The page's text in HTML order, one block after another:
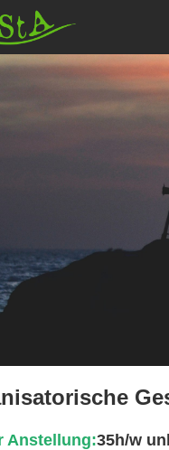
HSF
Anstellung:35h/w